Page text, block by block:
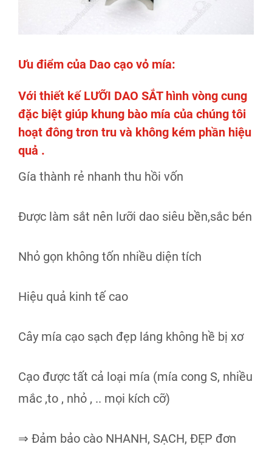
Ưu điểm của Dao cạo vỏ mía:
Với thiết kế LƯỠI DAO SẮT hình vòng cung
đặc biệt giúp khung bào mía của chúng tôi
hoạt đông trơn tru và không kém phần hiệu
quả .
Gía thành rẻ nhanh thu hồi vốn
Được làm sắt nên lưỡi dao siêu bền,sắc bén
Nhỏ gọn không tốn nhiều diện tích
Hiệu quả kinh tế cao
Cây mía cạo sạch đẹp láng không hề bị xơ
Cạo được tất cả loại mía (mía cong S, nhiều
mắc ,to , nhỏ , .. mọi kích cỡ)
⇒ Đảm bảo cào NHANH, SẠCH, ĐẸP đơn